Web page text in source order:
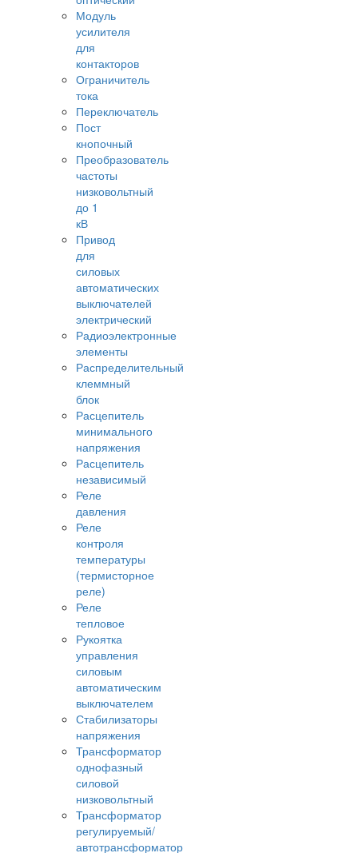
Модуль
усилителя
для
контакторов
Ограничитель
тока
Переключатель
Пост
кнопочный
Преобразователь
частоты
низковольтный
до 1
кВ
Привод
для
силовых
автоматических
выключателей
электрический
Радиоэлектронные
элементы
Распределительный
клеммный
блок
Расцепитель
минимального
напряжения
Расцепитель
независимый
Реле
давления
Реле
контроля
температуры
(термисторное
реле)
Реле
тепловое
Рукоятка
управления
силовым
автоматическим
выключателем
Стабилизаторы
напряжения
Трансформатор
однофазный
силовой
низковольтный
Трансформатор
регулируемый/
автотрансформатор